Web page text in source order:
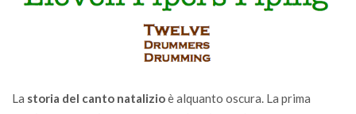
La storia del canto natalizioè alquanto oscura. La prima